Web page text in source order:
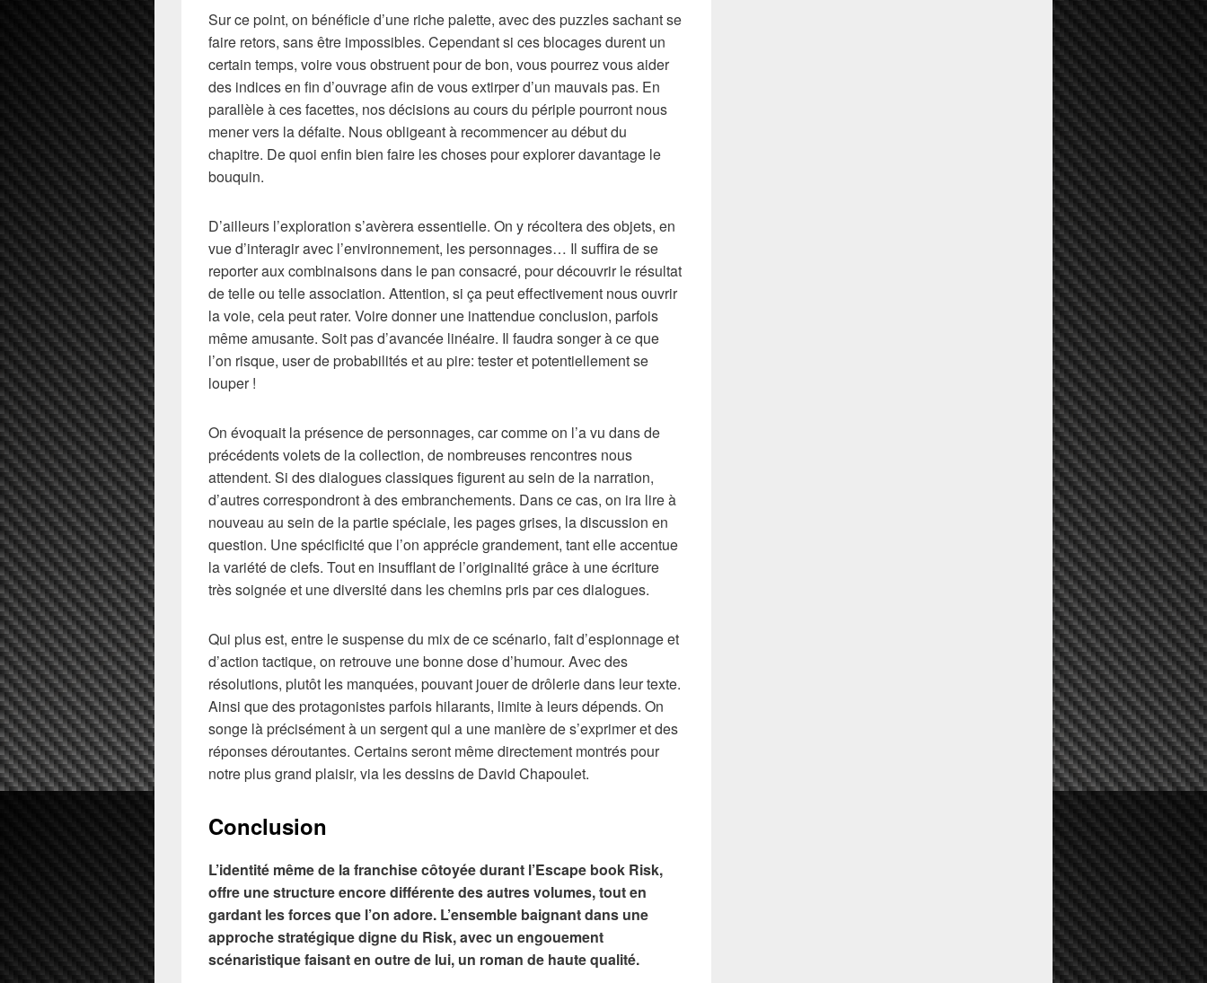
Sur ce point, on bénéficie d’une riche palette, avec des puzzles sachant se
faire retors, sans être impossibles. Cependant si ces blocages durent un
certain temps, voire vous obstruent pour de bon, vous pourrez vous aider
des indices en fin d’ouvrage afin de vous extirper d’un mauvais pas. En
parallèle à ces facettes, nos décisions au cours du périple pourront nous
mener vers la défaite. Nous obligeant à recommencer au début du
chapitre. De quoi enfin bien faire les choses pour explorer davantage le
bouquin.
D’ailleurs l’exploration s’avèrera essentielle. On y récoltera des objets, en
vue d’interagir avec l’environnement, les personnages… Il suffira de se
reporter aux combinaisons dans le pan consacré, pour découvrir le résultat
de telle ou telle association. Attention, si ça peut effectivement nous ouvrir
la voie, cela peut rater. Voire donner une inattendue conclusion, parfois
même amusante. Soit pas d’avancée linéaire. Il faudra songer à ce que
l’on risque, user de probabilités et au pire: tester et potentiellement se
louper !
On évoquait la présence de personnages, car comme on l’a vu dans de
précédents volets de la collection, de nombreuses rencontres nous
attendent. Si des dialogues classiques figurent au sein de la narration,
d’autres correspondront à des embranchements. Dans ce cas, on ira lire à
nouveau au sein de la partie spéciale, les pages grises, la discussion en
question. Une spécificité que l’on apprécie grandement, tant elle accentue
la variété de clefs. Tout en insufflant de l’originalité grâce à une écriture
très soignée et une diversité dans les chemins pris par ces dialogues.
Qui plus est, entre le suspense du mix de ce scénario, fait d’espionnage et
d’action tactique, on retrouve une bonne dose d’humour. Avec des
résolutions, plutôt les manquées, pouvant jouer de drôlerie dans leur texte.
Ainsi que des protagonistes parfois hilarants, limite à leurs dépends. On
songe là précisément à un sergent qui a une manière de s’exprimer et des
réponses déroutantes. Certains seront même directement montrés pour
notre plus grand plaisir, via les dessins de David Chapoulet.
Conclusion
L’identité même de la franchise côtoyée durant l’Escape book Risk,
offre une structure encore différente des autres volumes, tout en
gardant les forces que l’on adore. L’ensemble baignant dans une
approche stratégique digne du Risk, avec un engouement
scénaristique faisant en outre de lui, un roman de haute qualité.